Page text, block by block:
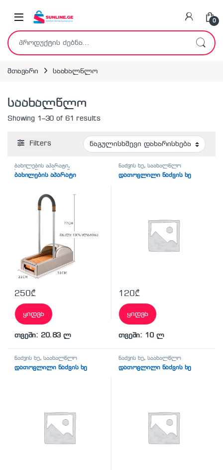
0
ძებნა:
მთავარი საახალწლო
საახალწლო
Showing 1–30 of 61 results
Filters
ბახილების აპარატი,
საახალწლო
ჰიგიენა-
სისუფთავე
ბახილების აპარატი
250₾
ყიდვა
თვეში: 20.83 ლ
ნაძვის ხე,საახალწლო
დათოვლილი ნაძვის ხე
120₾
ყიდვა
თვეში: 10 ლ
ნაძვის ხე,საახალწლო
დათოვლილი ნაძვის ხე
ნაძვის ხე,საახალწლო
დათოვლილი ნაძვის ხე